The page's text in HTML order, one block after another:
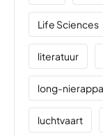
Life Sciences
literatuur
long-
luchtvaart